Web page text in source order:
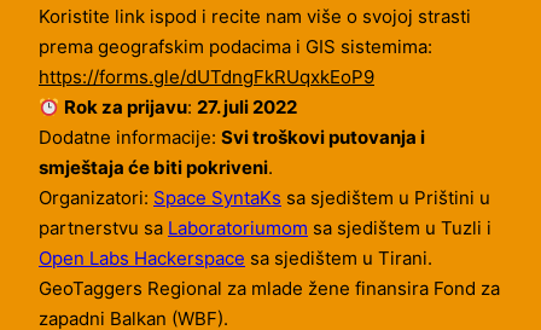
Koristite link ispod i recite nam više o svojoj strasti
prema geografskim podacima i GIS sistemima:
https://forms.gle/dUTdngFkRUqxkEoP9
Rok za prijavu:27. juli 2022
Dodatne informacije: Svi troškovi putovanja i
smještaja će biti pokriveni.
Organizatori: Space SyntaKs sa sjedištem u Prištini u
partnerstvu sa Laboratoriumom sa sjedištem u Tuzli i
Open Labs Hackerspace sa sjedištem u Tirani.
GeoTaggers Regional za mlade žene finansira Fond za
zapadni Balkan (WBF).